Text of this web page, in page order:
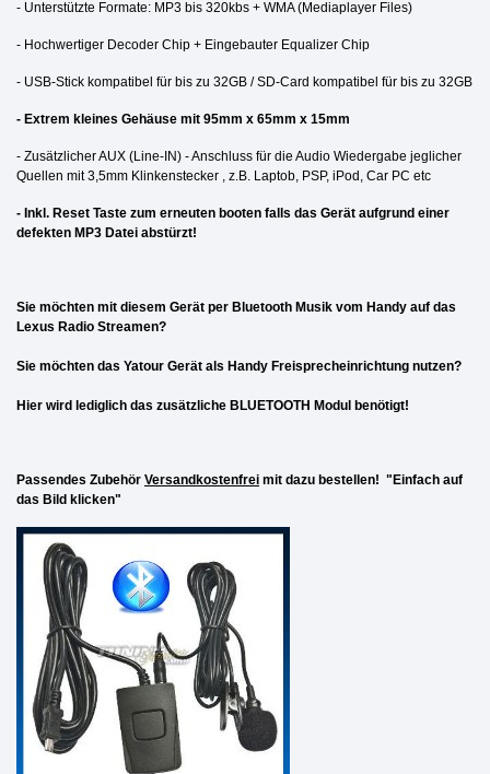
- Unterstützte Formate: MP3 bis 320kbs + WMA (Mediaplayer Files)
- Hochwertiger Decoder Chip + Eingebauter Equalizer Chip
- USB-Stick kompatibel für bis zu 32GB /SD-Card kompatibel für bis zu 32GB
- Extrem kleines Gehäuse mit 95mm x 65mm x 15mm
- Zusätzlicher AUX (Line-IN) - Anschluss für die Audio Wiedergabe jeglicher
Quellen mit 3,5mm Klinkenstecker , z.B. Laptob, PSP, iPod, Car PC etc
- Inkl. Reset Taste zum erneuten booten falls das Gerät aufgrund einer
defekten MP3 Datei abstürzt!
Sie möchten mit diesem Gerät per Bluetooth Musik vom Handy auf das
Lexus Radio Streamen?
Sie möchten das Yatour Gerät als Handy Freisprecheinrichtung nutzen?
Hier wird lediglich das zusätzliche BLUETOOTH Modul benötigt!
Passendes Zubehör Versandkostenfrei mit dazu bestellen! "Einfach auf
das Bild klicken"